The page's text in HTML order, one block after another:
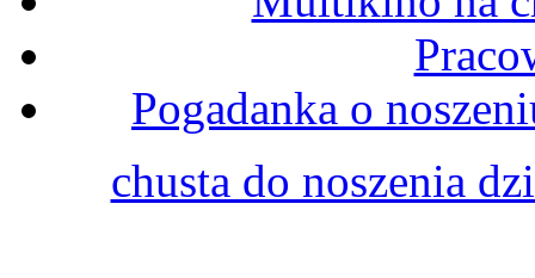
Pogadanka o
chusta do noszenia